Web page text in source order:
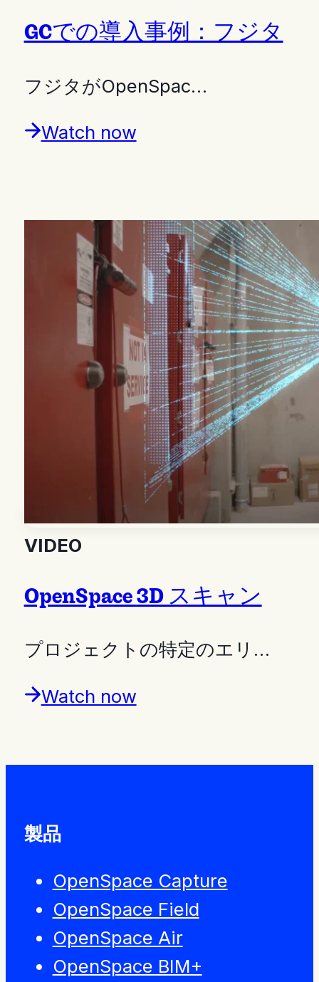
GCでの導入事例：フジタ
フジタがOpenSpac…
Watch now
VIDEO
OpenSpace 3D スキャン
プロジェクトの特定のエリ…
Watch now
製品
OpenSpace Capture
OpenSpace Field
OpenSpace Air
OpenSpace BIM+